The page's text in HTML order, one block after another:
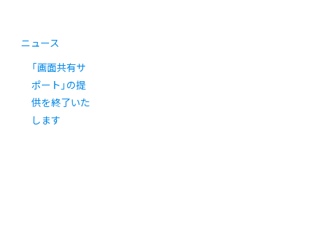
ニュース
「画面共有サ
ポート」の提
供を終了いた
します